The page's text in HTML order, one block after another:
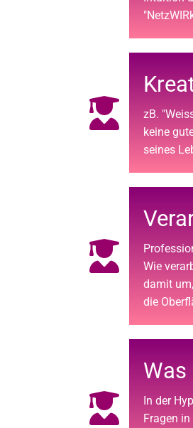
zB.
keine
seines
Wie
damit
die
Was
In der
Fragen